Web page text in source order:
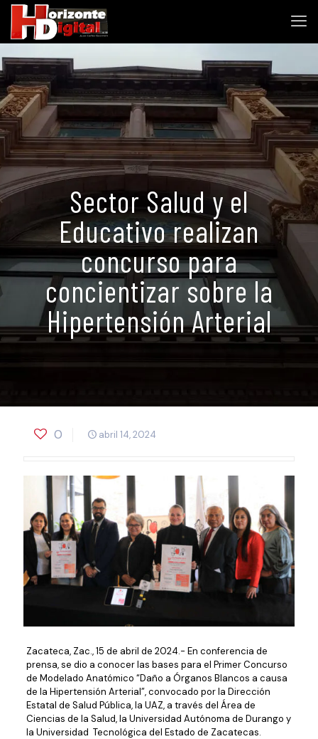
Sector Salud y el
Educativo realizan
concurso para
concientizar sobre la
Hipertensión Arterial
0 abril 14, 2024
Zacateca, Zac., 15 de abril de 2024.- En conferencia de
prensa, se dio a conocer las bases para el Primer Concurso
de Modelado Anatómico “Daño a Órganos Blancos a causa
de la Hipertensión Arterial”, convocado por la Dirección
Estatal de Salud Pública, la UAZ, a través del Área de
Ciencias de la Salud, la Universidad Autónoma de Durango y
la Universidad Tecnológica del Estado de Zacatecas.